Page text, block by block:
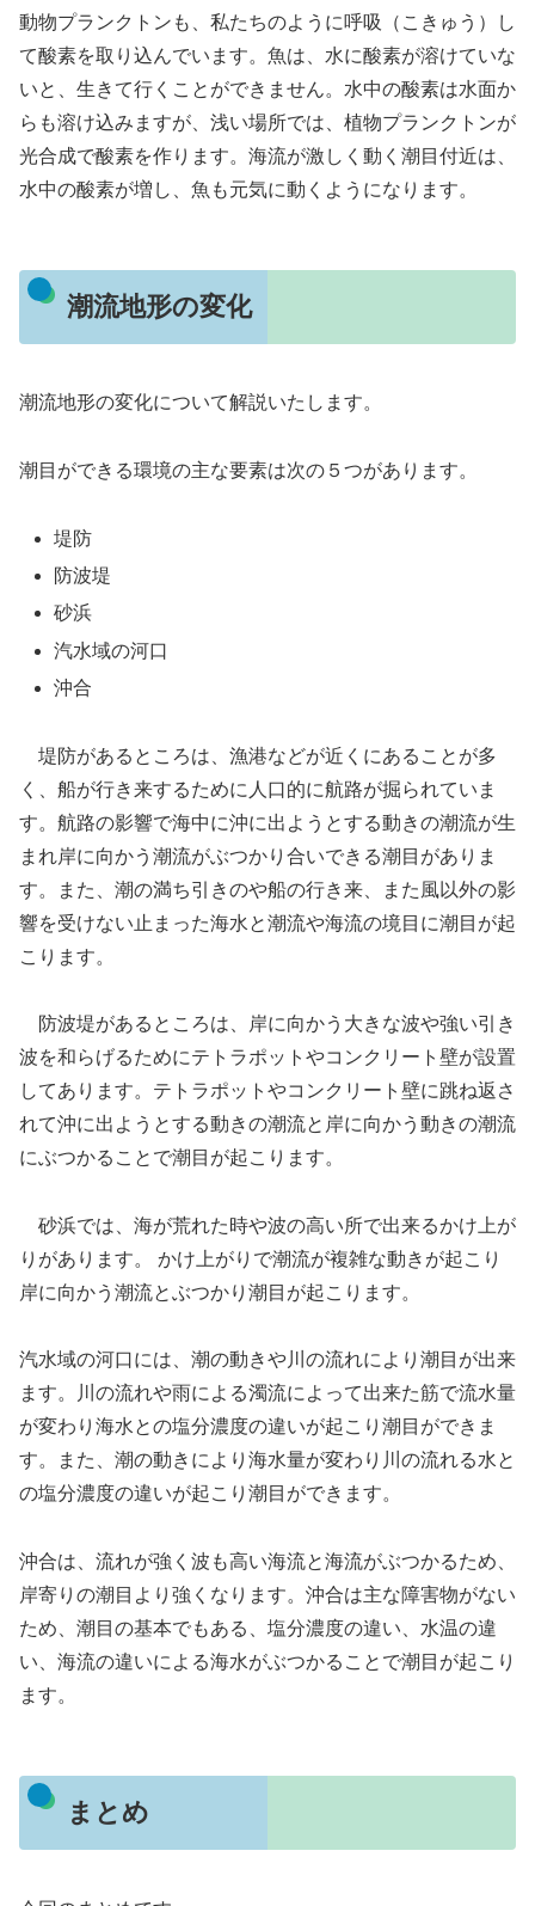
動物プランクトンも、私たちのように呼吸（こきゅう）し
て酸素を取り込んでいます。魚は、水に酸素が溶けていな
いと、生きて行くことができません。水中の酸素は水面か
らも溶け込みますが、浅い場所では、植物プランクトンが
光合成で酸素を作ります。海流が激しく動く潮目付近は、
水中の酸素が増し、魚も元気に動くようになります。
潮流地形の変化
潮流地形の変化について解説いたします。
潮目ができる環境の主な要素は次の５つがあります。
堤防
防波堤
砂浜
汽水域の河口
沖合
堤防があるところは、漁港などが近くにあることが多
く、船が行き来するために人口的に航路が掘られていま
す。航路の影響で海中に沖に出ようとする動きの潮流が生
まれ岸に向かう潮流がぶつかり合いできる潮目がありま
す。また、潮の満ち引きのや船の行き来、また風以外の影
響を受けない止まった海水と潮流や海流の境目に潮目が起
こります。
防波堤があるところは、岸に向かう大きな波や強い引き
波を和らげるためにテトラポットやコンクリート壁が設置
してあります。テトラポットやコンクリート壁に跳ね返さ
れて沖に出ようとする動きの潮流と岸に向かう動きの潮流
にぶつかることで潮目が起こります。
砂浜では、海が荒れた時や波の高い所で出来るかけ上が
りがあります。 かけ上がりで潮流が複雑な動きが起こり
岸に向かう潮流とぶつかり潮目が起こります。
汽水域の河口には、潮の動きや川の流れにより潮目が出来
ます。川の流れや雨による濁流によって出来た筋で流水量
が変わり海水との塩分濃度の違いが起こり潮目ができま
す。また、潮の動きにより海水量が変わり川の流れる水と
の塩分濃度の違いが起こり潮目ができます。
沖合は、流れが強く波も高い海流と海流がぶつかるため、
岸寄りの潮目より強くなります。沖合は主な障害物がない
ため、潮目の基本でもある、塩分濃度の違い、水温の違
い、海流の違いによる海水がぶつかることで潮目が起こり
ます。
まとめ